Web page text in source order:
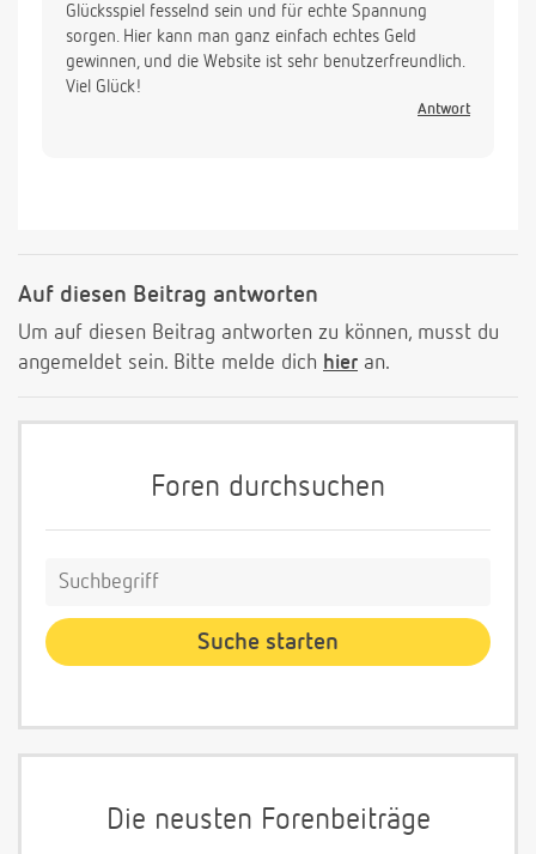
Glücksspiel fesselnd sein und für echte Spannung
sorgen. Hier kann man ganz einfach echtes Geld
gewinnen, und die Website ist sehr benutzerfreundlich.
Viel Glück!
Antwort
Auf diesen Beitrag antworten
Um auf diesen Beitrag antworten zu können, musst du
angemeldet sein. Bitte melde dich hier an.
Foren durchsuchen
Die neusten Forenbeiträge